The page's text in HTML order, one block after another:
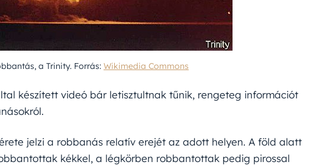
a Trinity. Forrás: Wikimedia Commons
készített videó bár letisztultnak tűnik, rengeteg információt
jelzi a robbanás relatív erejét az adott helyen. A föld alatt
kékkel, a légkörben robbantottak pedig pirossal